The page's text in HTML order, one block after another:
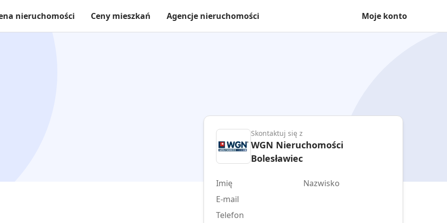
nieruchomości Ceny mieszkań Agencje nieruchomości Moje konto
Skontaktuj się z
WGN Nieruchomości
Bolesławiec